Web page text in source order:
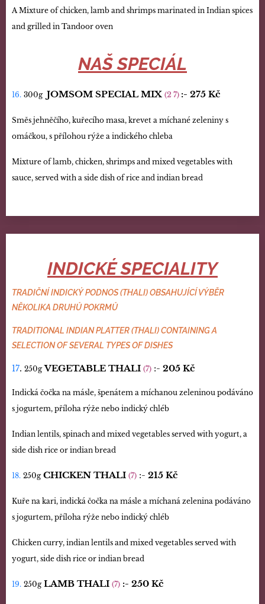
A Mixture of chicken, lamb and shrimps marinated in Indian spices
and grilled in Tandoor oven
NAŠ SPECIÁL
16. 300g JOMSOM SPECIAL MIX (2 7) :- 275 Kč
Směs jehněčího, kuřecího masa, krevet a míchané zeleniny s
omáčkou, s přílohou rýže a indického chleba
Mixture of lamb, chicken, shrimps and mixed vegetables with
sauce, served with a side dish of rice and indian bread
INDICKÉ SPECIALITY
TRADIČNÍ INDICKÝ PODNOS (THALI) OBSAHUJÍCÍ VÝBĚR
NĚKOLIKA DRUHŮ POKRMŮ
TRADITIONAL INDIAN PLATTER (THALI) CONTAINING A
SELECTION OF SEVERAL TYPES OF DISHES
17. 250g VEGETABLE THALI (7) :- 205 Kč
Indická čočka na másle, špenátem a míchanou zeleninou podáváno
s jogurtem, příloha rýže nebo indický chléb
Indian lentils, spinach and mixed vegetables served with yogurt, a
side dish rice or indian bread
18. 250gCHICKEN THALI (7) :- 215 Kč
Kuře na kari, indická čočka na másle a míchaná zelenina podáváno
s jogurtem, příloha rýže nebo indický chléb
Chicken curry, indian lentils and mixed vegetables served with
yogurt, side dish rice or indian bread
19. 250gLAMB THALI (7) :- 250 Kč